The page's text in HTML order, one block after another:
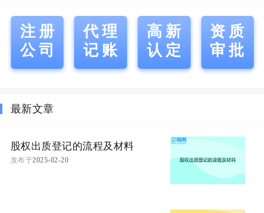
注册
公司
代理
记账
高新
认定
资质
审批
最新文章
股权出质登记的流程及材料
发布于2025-02-20